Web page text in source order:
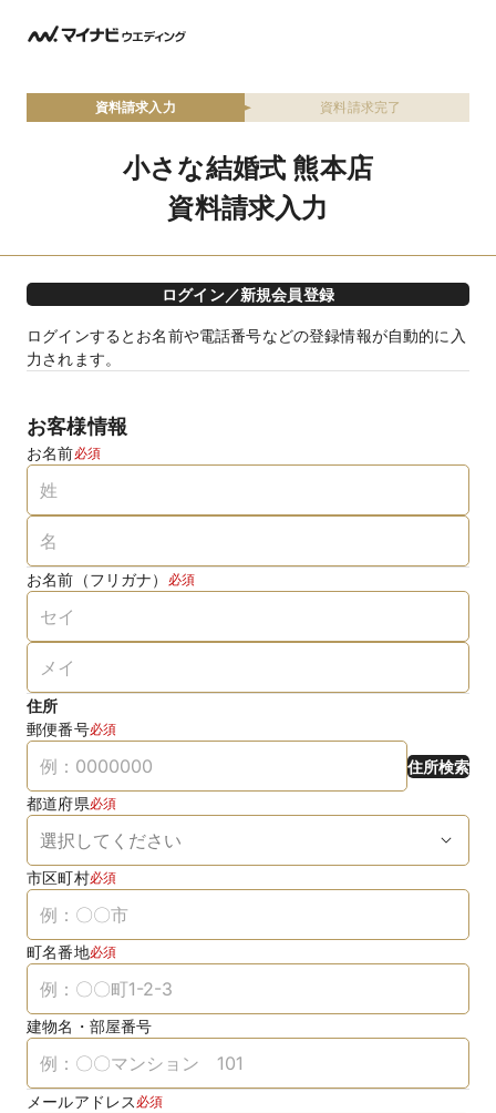
資料請求入力 資料請求完了
小さな結婚式 熊本店
資料請求入力
ログイン／新規会員登録
ログインするとお名前や電話番号などの登録情報が自動的に入
力されます。
お客様情報
お名前必須
お名前（フリガナ） 必須
住所
郵便番号必須
住所検索
都道府県必須
市区町村必須
町名番地必須
建物名・部屋番号
メールアドレス 必須